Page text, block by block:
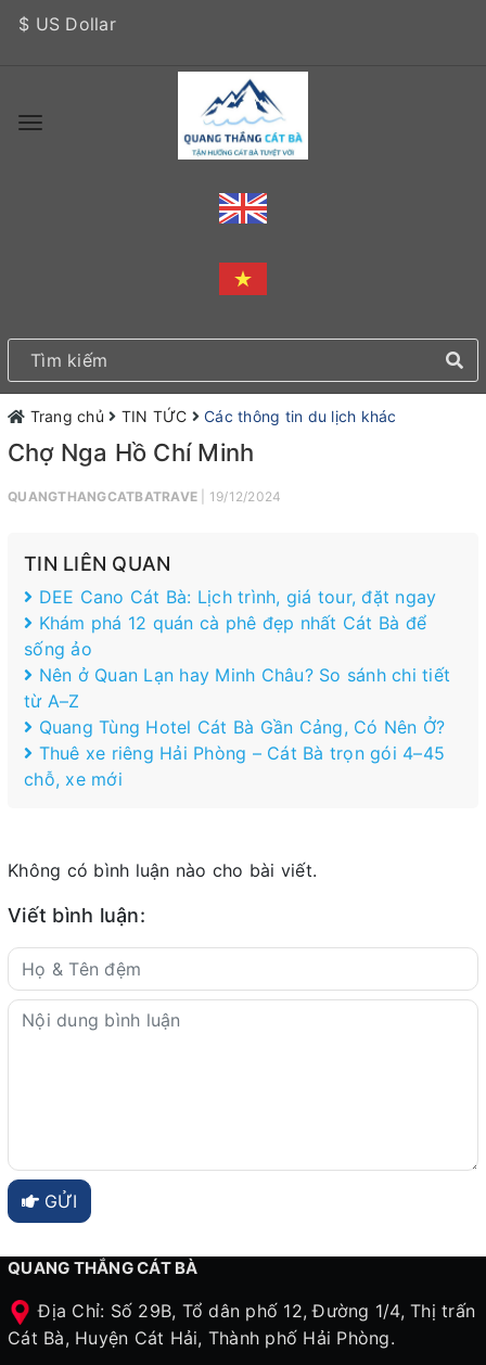
$ US Dollar
Trang chủ TIN TỨC Các thông tin du lịch khác
Chợ Nga Hồ Chí Minh
QUANGTHANGCATBATRAVE | 19/12/2024
TIN LIÊN QUAN
DEE Cano Cát Bà: Lịch trình, giá tour, đặt ngay
Khám phá 12 quán cà phê đẹp nhất Cát Bà để
sống ảo
Nên ở Quan Lạn hay Minh Châu? So sánh chi tiết
từ A–Z
Quang Tùng Hotel Cát Bà Gần Cảng, Có Nên Ở?
Thuê xe riêng Hải Phòng – Cát Bà trọn gói 4–45
chỗ, xe mới
Không có bình luận nào cho bài viết.
Viết bình luận:
GỬI
QUANG THẮNG CÁT BÀ
Địa Chỉ: Số 29B, Tổ dân phố 12, Đường 1/4, Thị trấn
Cát Bà, Huyện Cát Hải, Thành phố Hải Phòng.